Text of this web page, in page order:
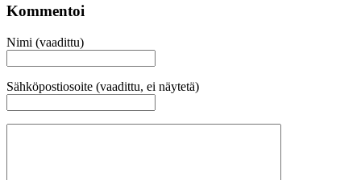
Kommentoi
Nimi (vaadittu)
Sähköpostiosoite (vaadittu, ei näytetä)